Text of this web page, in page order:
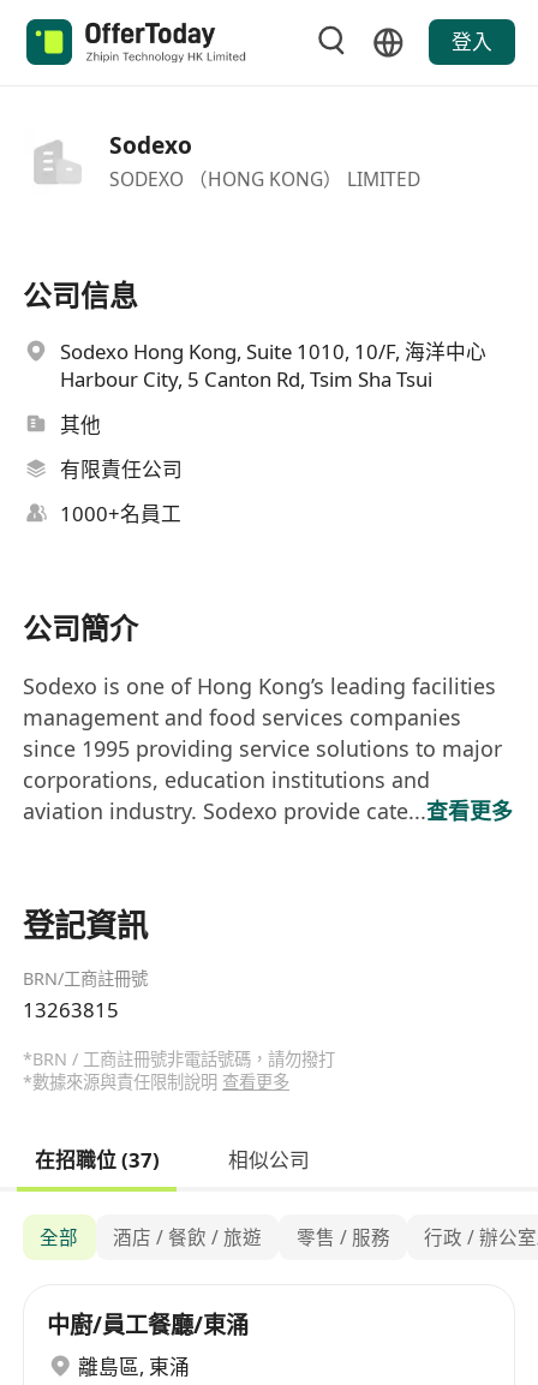
登入
Sodexo
SODEXO （HONG KONG） LIMITED
公司信息
Sodexo Hong Kong, Suite 1010, 10/F, 海洋中心
Harbour City, 5 Canton Rd, Tsim Sha Tsui
其他
有限責任公司
1000+名員工
公司簡介
Sodexo is one of Hong Kong’s leading facilities
management and food services companies
since 1995 providing service solutions to major
corporations, education institutions and
aviation industry. Sodexo provide cate...查看更多
登記資訊
BRN/工商註冊號
13263815
*BRN / 工商註冊號非電話號碼，請勿撥打
*數據來源與責任限制說明 查看更多
在招職位 (37) 相似公司
全部 酒店 / 餐飲 / 旅遊 零售 / 服務 行政 / 辦公
中廚/員工餐廳/東涌
離島區, 東涌